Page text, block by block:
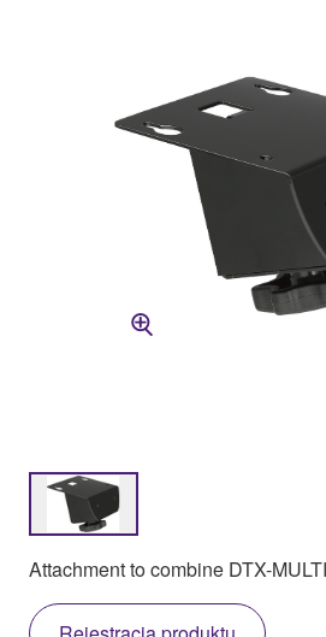
Attachment to combine DTX-